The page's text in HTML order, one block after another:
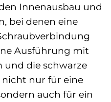
Innenausbau und
bei denen eine
Ausführung mit
und die schwarze
nur für eine
auch für ein